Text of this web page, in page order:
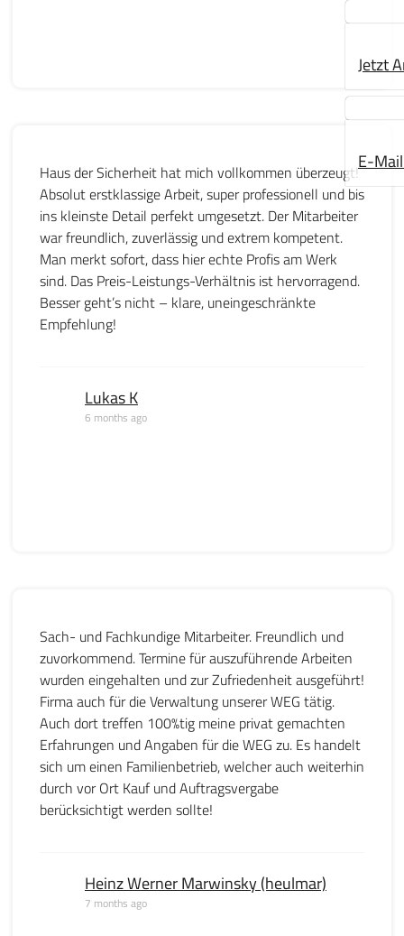
Haus der Sicherheit hat mich vollkommen überzeugt!
Absolut erstklassige Arbeit, super professionell und bis
ins kleinste Detail perfekt umgesetzt. Der Mitarbeiter
war freundlich, zuverlässig und extrem kompetent.
Man merkt sofort, dass hier echte Profis am Werk
sind. Das Preis-Leistungs-Verhältnis ist hervorragend.
Besser geht’s nicht – klare, uneingeschränkte
Empfehlung!
Lukas K
6 months ago
Sach- und Fachkundige Mitarbeiter. Freundlich und
zuvorkommend. Termine für auszuführende Arbeiten
wurden eingehalten und zur Zufriedenheit ausgeführt!
Firma auch für die Verwaltung unserer WEG tätig.
Auch dort treffen 100%tig meine privat gemachten
Erfahrungen und Angaben für die WEG zu. Es handelt
sich um einen Familienbetrieb, welcher auch weiterhin
durch vor Ort Kauf und Auftragsvergabe
berücksichtigt werden sollte!
Heinz Werner Marwinsky (heulmar)
7 months ago
Jetzt
E-